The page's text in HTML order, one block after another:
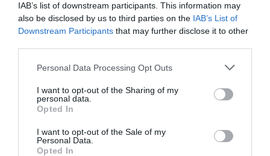
IAB’s list of downstream participants. This information may
also be disclosed by us to third parties on the IAB’s List of
Downstream Participants that may further disclose it to other
Personal Data Processing Opt Outs
I want to opt-out of the Sharing of my
personal data.
Opted In
I want to opt-out of the Sale of my
Personal Data.
Opted In